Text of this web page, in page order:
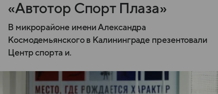
«Автотор Спорт Плаза»
В микрорайоне имени Александра
Космодемьянского в Калининграде презентовали
Центр спорта и.